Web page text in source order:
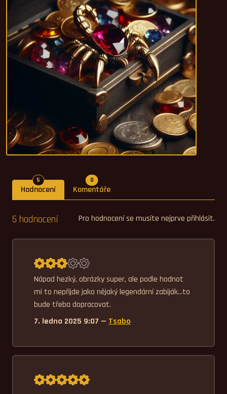
Hodnocení
5 Počet hodnocení
Komentáře
0Počet komentářů
Pro hodnocení se musíte nejprve přihlásit.
5 hodnocení
Průměrné hodnocení 3,0.
Nápad hezký, obrázky super, ale podle hodnot
mi to nepřijde jako nějaký legendární zabiják...to
bude třeba dopracovat.
7. ledna 2025 9:07 — Tsabo
Průměrné hodnocení 5,0.